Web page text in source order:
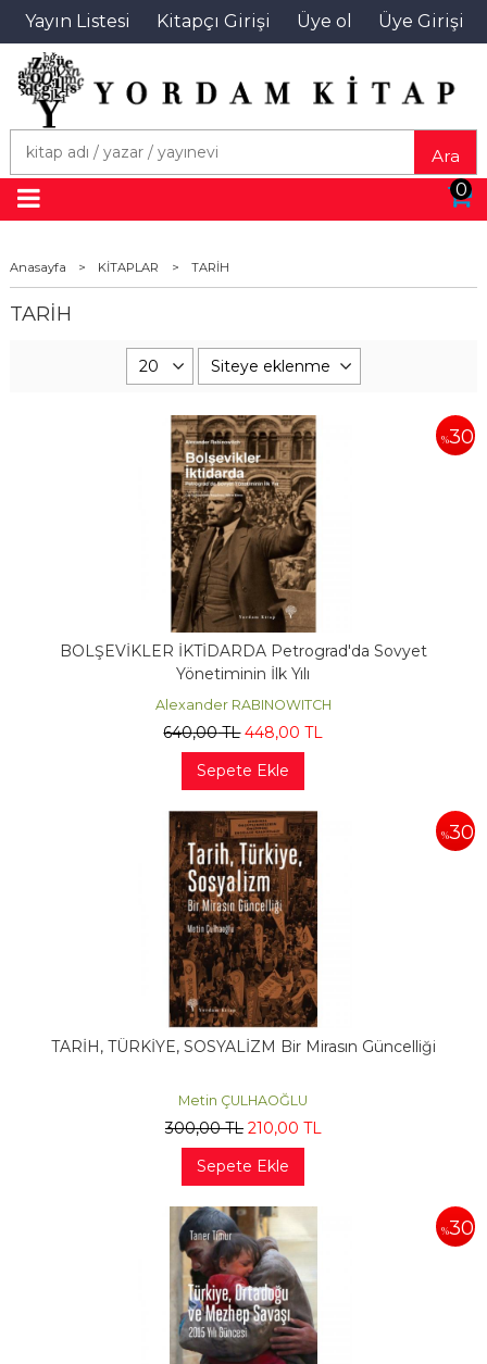
Yayın Listesi Kitapçı Girişi Üye ol Üye Girişi
Ara
0
Anasayfa > KİTAPLAR > TARİH
TARİH
%30
BOLŞEVİKLER İKTİDARDA Petrograd'da Sovyet
Yönetiminin İlk Yılı
Alexander RABINOWITCH
640,00TL 448,00 TL
Sepete Ekle
%30
TARİH, TÜRKİYE, SOSYALİZM Bir Mirasın Güncelliği
Metin ÇULHAOĞLU
300,00TL 210,00 TL
Sepete Ekle
%30